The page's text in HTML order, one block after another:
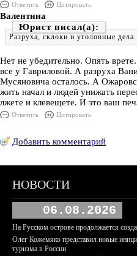
Ответить
Цитировать
Валентина
Юрист
Разруха, склоки и уголовные
Нет не убедительно. Опять
все у Гавриловой. А разруха
Мусяновича осталось. А
жить начал и людей унижать
лжете и клевещете. И это ваш
Ответить Цитировать
Добавить комментарий
НОВОСТИ
06.08.2026
На Русском острове продолжается
Олег Кожемяко представил новые
туризма в России